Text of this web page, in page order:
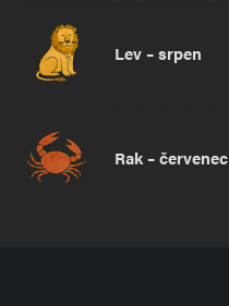
Lev – srpen
Rak – červenec